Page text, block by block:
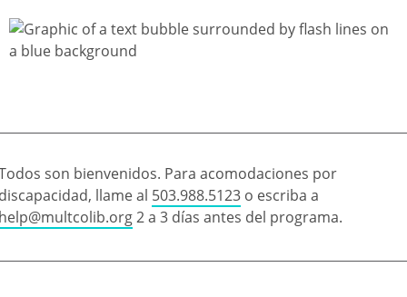
son bienvenidos. Para acomodaciones por
llame al 503.988.5123 o escriba a
2 a 3 días antes del programa.